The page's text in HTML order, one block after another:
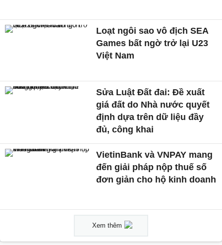
Loạt ngôi sao vô địch SEA
Games bất ngờ trở lại U23
Việt Nam
Sửa Luật Đất đai: Đề xuất
giá đất do Nhà nước quyết
định dựa trên dữ liệu đầy
đủ, công khai
VietinBank và VNPAY mang
đến giải pháp nộp thuế số
đơn giản cho hộ kinh doanh
Xem thêm